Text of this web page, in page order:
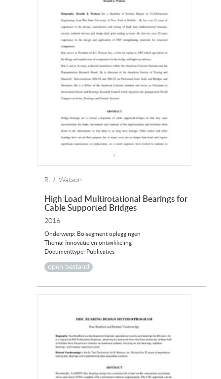
R. J. Watson
High Load Multirotational Bearings for
Cable Supported Bridges
2016
Onderwerp: Bolsegment opleggingen
Thema: Innovatie en ontwikkeling
Documenttype: Publicaties
open bestand